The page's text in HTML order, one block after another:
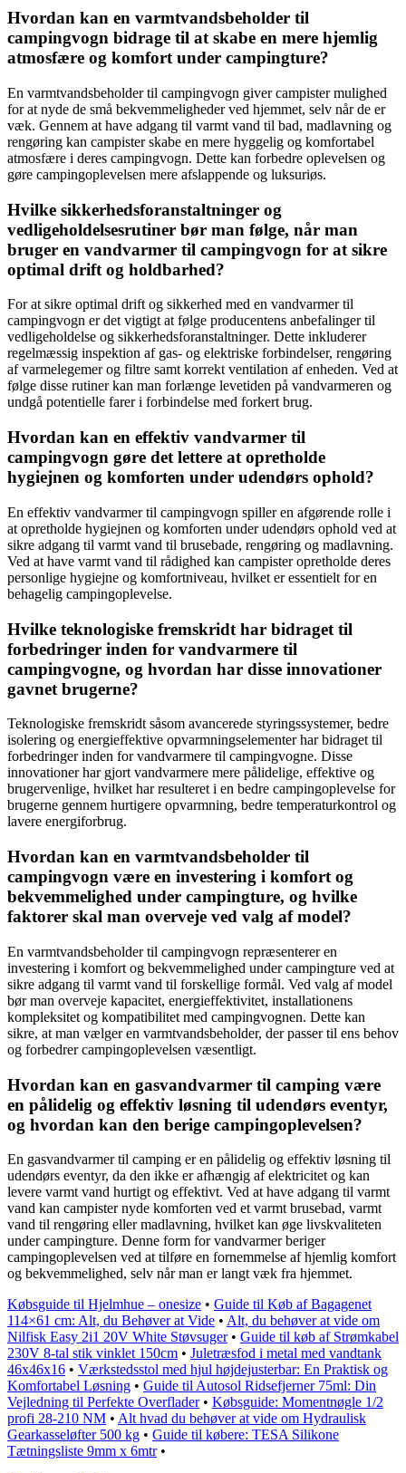
Hvordan kan en varmtvandsbeholder til
campingvogn bidrage til at skabe en mere hjemlig
atmosfære og komfort under campingture?
En varmtvandsbeholder til campingvogn giver campister mulighed
for at nyde de små bekvemmeligheder ved hjemmet, selv når de er
væk. Gennem at have adgang til varmt vand til bad, madlavning og
rengøring kan campister skabe en mere hyggelig og komfortabel
atmosfære i deres campingvogn. Dette kan forbedre oplevelsen og
gøre campingoplevelsen mere afslappende og luksuriøs.
Hvilke sikkerhedsforanstaltninger og
vedligeholdelsesrutiner bør man følge, når man
bruger en vandvarmer til campingvogn for at sikre
optimal drift og holdbarhed?
For at sikre optimal drift og sikkerhed med en vandvarmer til
campingvogn er det vigtigt at følge producentens anbefalinger til
vedligeholdelse og sikkerhedsforanstaltninger. Dette inkluderer
regelmæssig inspektion af gas- og elektriske forbindelser, rengøring
af varmelegemer og filtre samt korrekt ventilation af enheden. Ved at
følge disse rutiner kan man forlænge levetiden på vandvarmeren og
undgå potentielle farer i forbindelse med forkert brug.
Hvordan kan en effektiv vandvarmer til
campingvogn gøre det lettere at opretholde
hygiejnen og komforten under udendørs ophold?
En effektiv vandvarmer til campingvogn spiller en afgørende rolle i
at opretholde hygiejnen og komforten under udendørs ophold ved at
sikre adgang til varmt vand til brusebade, rengøring og madlavning.
Ved at have varmt vand til rådighed kan campister opretholde deres
personlige hygiejne og komfortniveau, hvilket er essentielt for en
behagelig campingoplevelse.
Hvilke teknologiske fremskridt har bidraget til
forbedringer inden for vandvarmere til
campingvogne, og hvordan har disse innovationer
gavnet brugerne?
Teknologiske fremskridt såsom avancerede styringssystemer, bedre
isolering og energieffektive opvarmningselementer har bidraget til
forbedringer inden for vandvarmere til campingvogne. Disse
innovationer har gjort vandvarmere mere pålidelige, effektive og
brugervenlige, hvilket har resulteret i en bedre campingoplevelse for
brugerne gennem hurtigere opvarmning, bedre temperaturkontrol og
lavere energiforbrug.
Hvordan kan en varmtvandsbeholder til
campingvogn være en investering i komfort og
bekvemmelighed under campingture, og hvilke
faktorer skal man overveje ved valg af model?
En varmtvandsbeholder til campingvogn repræsenterer en
investering i komfort og bekvemmelighed under campingture ved at
sikre adgang til varmt vand til forskellige formål. Ved valg af model
bør man overveje kapacitet, energieffektivitet, installationens
kompleksitet og kompatibilitet med campingvognen. Dette kan
sikre, at man vælger en varmtvandsbeholder, der passer til ens behov
og forbedrer campingoplevelsen væsentligt.
Hvordan kan en gasvandvarmer til camping være
en pålidelig og effektiv løsning til udendørs eventyr,
og hvordan kan den berige campingoplevelsen?
En gasvandvarmer til camping er en pålidelig og effektiv løsning til
udendørs eventyr, da den ikke er afhængig af elektricitet og kan
levere varmt vand hurtigt og effektivt. Ved at have adgang til varmt
vand kan campister nyde komforten ved et varmt brusebad, varmt
vand til rengøring eller madlavning, hvilket kan øge livskvaliteten
under campingture. Denne form for vandvarmer beriger
campingoplevelsen ved at tilføre en fornemmelse af hjemlig komfort
og bekvemmelighed, selv når man er langt væk fra hjemmet.
Købsguide til Hjelmhue – onesize • Guide til Køb af Bagagenet
114×61 cm: Alt, du Behøver at Vide • Alt, du behøver at vide om
Nilfisk Easy 2i1 20V White Støvsuger• Guide til køb af Strømkabel
230V 8-tal stik vinklet 150cm • Juletræsfod i metal med vandtank
46x46x16 • Værkstedsstol med hjul højdejusterbar: En Praktisk og
Komfortabel Løsning • Guide til Autosol Ridsefjerner 75ml: Din
Vejledning til Perfekte Overflader• Købsguide: Momentnøgle 1/2
profi 28-210 NM • Alt hvad du behøver at vide om Hydraulisk
Gearkasseløfter 500 kg • Guide til købere: TESA Silikone
Tætningsliste 9mm x 6mtr•